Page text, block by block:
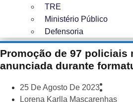
TRE
Ministério Público
Defensoria
Promoção de 97 policiais
anunciada durante
25 De Agosto De 2023
Lorena Karlla Mascarenhas